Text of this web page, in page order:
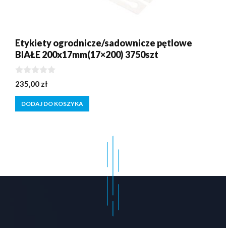
Etykiety ogrodnicze/sadownicze pętlowe
BIAŁE 200x17mm(17×200) 3750szt
0
z
5
235,00 zł
DODAJ DO KOSZYKA